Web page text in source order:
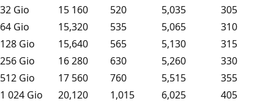
32 Gio
15 160 520 5,035
305
64 Gio
15,320 535 5,065
310
128 Gio
15,640 565 5,130
315
256 Gio
16 280 630 5,260
330
512 Gio
17 560 760 5,515
355
1 024 Gio
20,120 1,015 6,025
405